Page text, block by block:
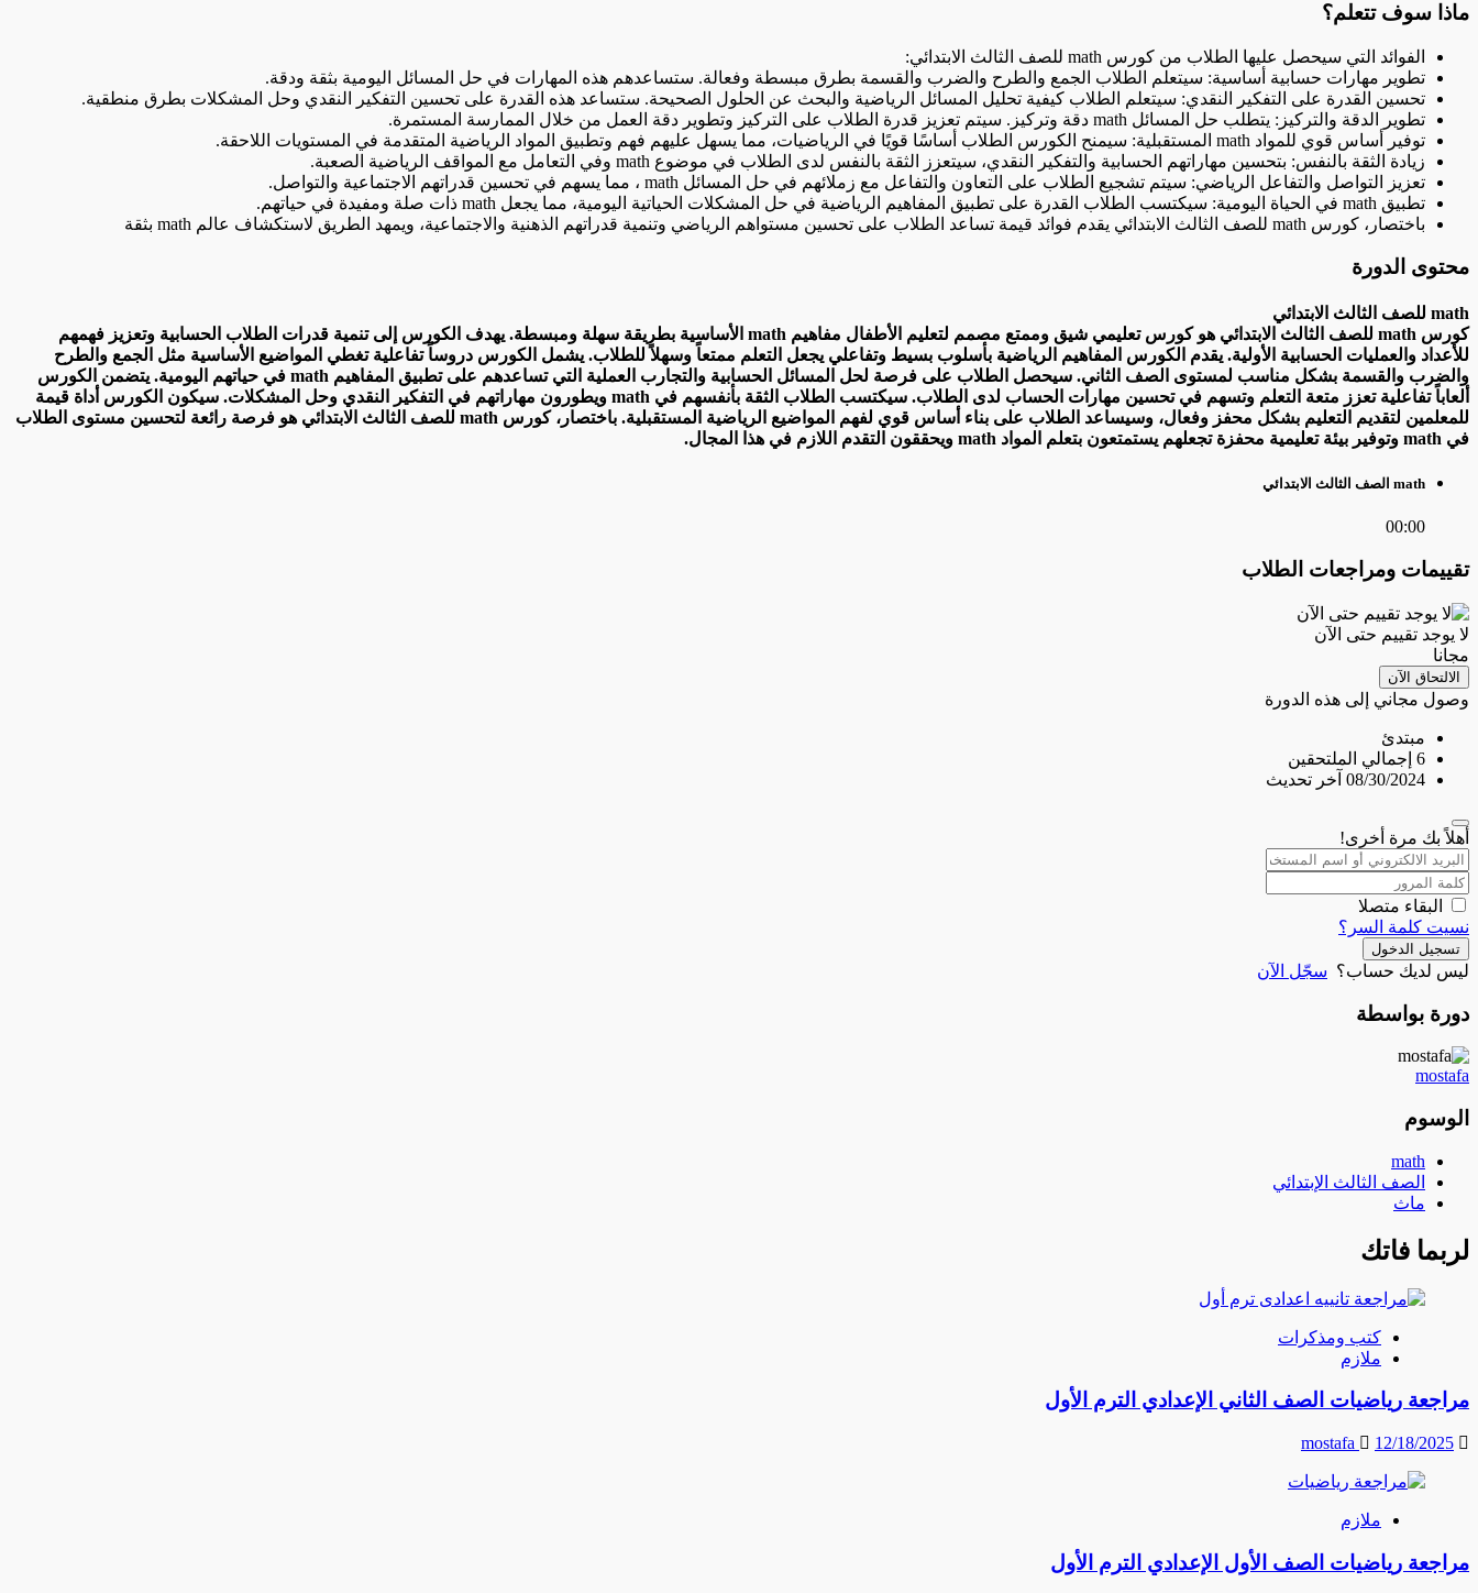
ماذا سوف تتعلم؟
الفوائد التي سيحصل عليها الطلاب من كورس math للصف الثالث الابتدائي:
تطوير مهارات حسابية أساسية: سيتعلم الطلاب الجمع والطرح والضرب والقسمة بطرق مبسطة وفعالة. ستساعدهم هذه المهارات في حل المسائل اليومية بثقة ودقة.
تحسين القدرة على التفكير النقدي: سيتعلم الطلاب كيفية تحليل المسائل الرياضية والبحث عن الحلول الصحيحة. ستساعد هذه القدرة على تحسين التفكير النقدي وحل المشكلات بطرق منطقية.
تطوير الدقة والتركيز: يتطلب حل المسائل math دقة وتركيز. سيتم تعزيز قدرة الطلاب على التركيز وتطوير دقة العمل من خلال الممارسة المستمرة.
توفير أساس قوي للمواد math المستقبلية: سيمنح الكورس الطلاب أساسًا قويًا في الرياضيات، مما يسهل عليهم فهم وتطبيق المواد الرياضية المتقدمة في المستويات اللاحقة.
زيادة الثقة بالنفس: بتحسين مهاراتهم الحسابية والتفكير النقدي، سيتعزز الثقة بالنفس لدى الطلاب في موضوع math وفي التعامل مع المواقف الرياضية الصعبة.
تعزيز التواصل والتفاعل الرياضي: سيتم تشجيع الطلاب على التعاون والتفاعل مع زملائهم في حل المسائل math ، مما يسهم في تحسين قدراتهم الاجتماعية والتواصل.
تطبيق math في الحياة اليومية: سيكتسب الطلاب القدرة على تطبيق المفاهيم الرياضية في حل المشكلات الحياتية اليومية، مما يجعل math ذات صلة ومفيدة في حياتهم.
باختصار، كورس math للصف الثالث الابتدائي يقدم فوائد قيمة تساعد الطلاب على تحسين مستواهم الرياضي وتنمية قدراتهم الذهنية والاجتماعية، ويمهد الطريق لاستكشاف عالم math بثقة
محتوى الدورة
math للصف الثالث الابتدائي
كورس math للصف الثالث الابتدائي هو كورس تعليمي شيق وممتع مصمم لتعليم الأطفال مفاهيم math الأساسية بطريقة سهلة ومبسطة. يهدف الكورس إلى تنمية قدرات الطلاب الحسابية وتعزيز فهمهم
للأعداد والعمليات الحسابية الأولية. يقدم الكورس المفاهيم الرياضية بأسلوب بسيط وتفاعلي يجعل التعلم ممتعاً وسهلاً للطلاب. يشمل الكورس دروساً تفاعلية تغطي المواضيع الأساسية مثل الجمع والطرح
والضرب والقسمة بشكل مناسب لمستوى الصف الثاني. سيحصل الطلاب على فرصة لحل المسائل الحسابية والتجارب العملية التي تساعدهم على تطبيق المفاهيم math في حياتهم اليومية. يتضمن الكورس
ألعاباً تفاعلية تعزز متعة التعلم وتسهم في تحسين مهارات الحساب لدى الطلاب. سيكتسب الطلاب الثقة بأنفسهم في math ويطورون مهاراتهم في التفكير النقدي وحل المشكلات. سيكون الكورس أداة قيمة
للمعلمين لتقديم التعليم بشكل محفز وفعال، وسيساعد الطلاب على بناء أساس قوي لفهم المواضيع الرياضية المستقبلية. باختصار، كورس math للصف الثالث الابتدائي هو فرصة رائعة لتحسين مستوى الطلاب
في math وتوفير بيئة تعليمية محفزة تجعلهم يستمتعون بتعلم المواد math ويحققون التقدم اللازم في هذا المجال.
math الصف الثالث الابتدائي
00:00
تقييمات ومراجعات الطلاب
لا يوجد تقييم حتى الآن
مجانا
الالتحاق الآن
وصول مجاني إلى هذه الدورة
مبتدئ
6 إجمالي الملتحقين
08/30/2024 آخر تحديث
أهلاً بك مرة أخرى!
البقاء متصلا
نسيت كلمة السر؟
تسجيل الدخول
ليس لديك حساب؟ سجّل الآن
دورة بواسطة
mostafa
الوسوم
math
الصف الثالث الإبتدائي
ماث
لربما فاتك
كتب ومذكرات
ملازم
مراجعة رياضيات الصف الثاني الإعدادي الترم الأول
mostafa 12/18/2025
ملازم
مراجعة رياضيات الصف الأول الإعدادي الترم الأول